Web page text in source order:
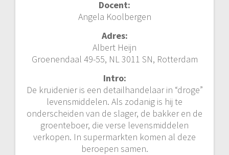
Docent:
Angela Koolbergen
Adres:
Albert Heijn
Groenendaal 49-55, NL 3011 SN, Rotterdam
Intro:
De kruidenier is een detailhandelaar in “droge”
levensmiddelen. Als zodanig is hij te
onderscheiden van de slager, de bakker en de
groenteboer, die verse levensmiddelen
verkopen. In supermarkten komen al deze
beroepen samen.